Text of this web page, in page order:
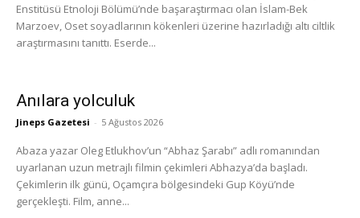
Enstitüsü Etnoloji Bölümü’nde başaraştırmacı olan İslam-Bek
Marzoev, Oset soyadlarının kökenleri üzerine hazırladığı altı ciltlik
araştırmasını tanıttı. Eserde...
Anılara yolculuk
Jineps Gazetesi - 5 Ağustos 2026
Abaza yazar Oleg Etlukhov’un “Abhaz Şarabı” adlı romanından
uyarlanan uzun metrajlı filmin çekimleri Abhazya’da başladı.
Çekimlerin ilk günü, Oçamçıra bölgesindeki Gup Köyü’nde
gerçekleşti. Film, anne...